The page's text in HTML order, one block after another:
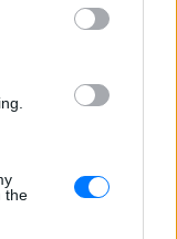
the
μήνα» ‑ Η
κάμερα του
«Κοινωνία Ώρα
διασκεδαστική
του Πειραιά, την